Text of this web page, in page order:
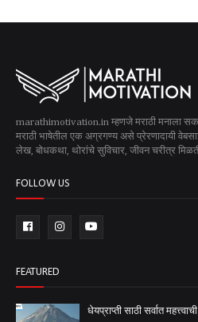
marathimotivation.in म्हणजे मराठी मनाला
मराठी भाषेतील एक अग्रगण्य असे प्रेरणादायी
लेख, बोधकथा, थोरांचे सुविचार, जीवन चरीत्र
FOLLOW US
FEATURED
धेयप्राप्ती साठी सर्वात